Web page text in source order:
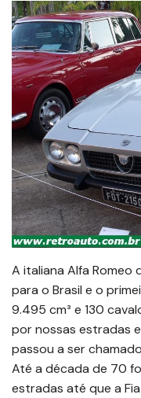
A italiana Alfa
para o Brasil e o
9.495 cm³ e 130
por nossas estradas
passou a ser
Até a década de 70
estradas até que a